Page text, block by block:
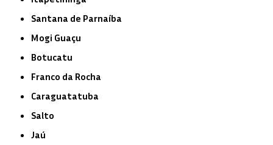
Santana de Parnaíba
Mogi Guaçu
Botucatu
Franco da Rocha
Caraguatatuba
Salto
Jaú